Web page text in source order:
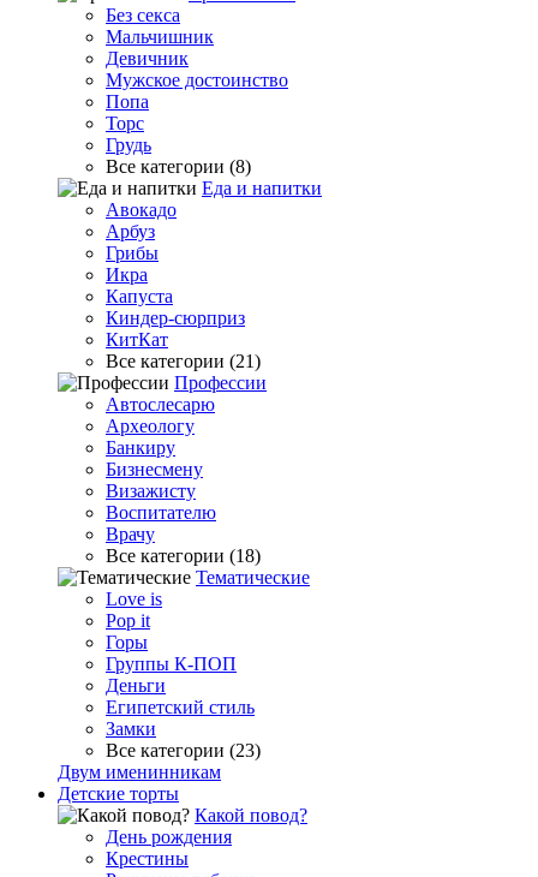
Без секса
Мальчишник
Девичник
Мужское достоинство
Попа
Торс
Грудь
Все категории (8)
Еда и напитки
Авокадо
Арбуз
Грибы
Икра
Капуста
Киндер-сюрприз
КитКат
Все категории (21)
Профессии
Автослесарю
Археологу
Банкиру
Бизнесмену
Визажисту
Воспитателю
Врачу
Все категории (18)
Тематические
Love is
Pop it
Горы
Группы К-ПОП
Деньги
Египетский стиль
Замки
Все категории (23)
Двум именинникам
Детские торты
Какой повод?
День рождения
Крестины